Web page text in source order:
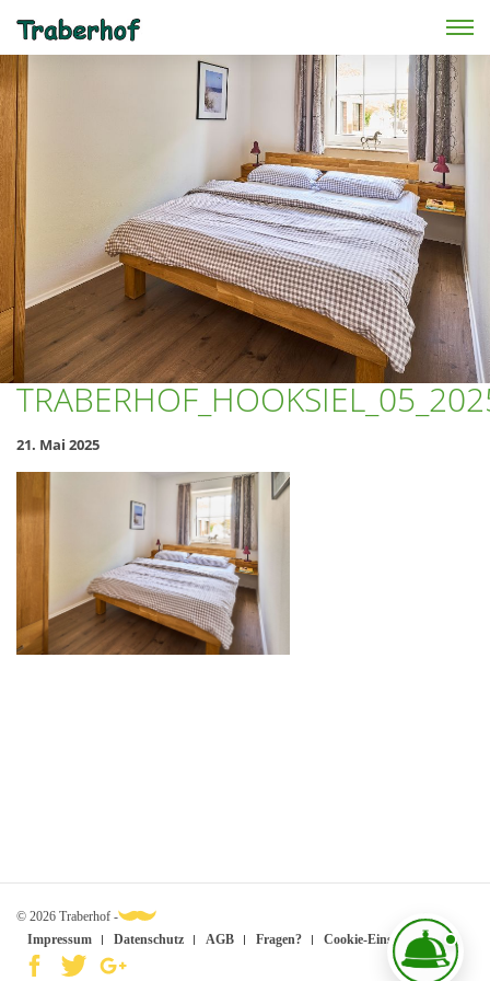
Skip to main content
21. Mai 2025
© 2026 Traberhof -
Impressum
Datenschutz AGB Fragen? Cookie-Einstellungen